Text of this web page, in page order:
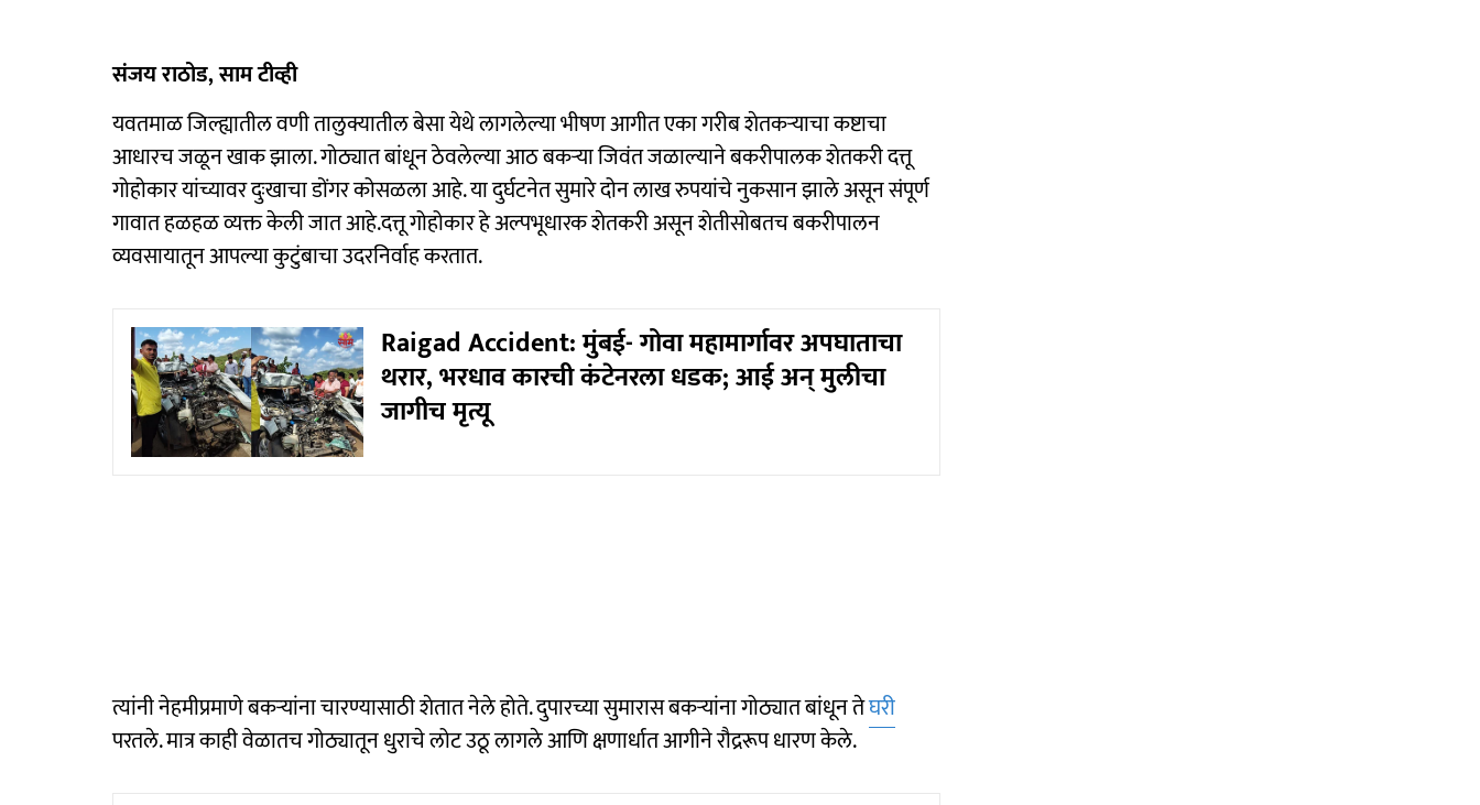
संजय राठोड, साम टीव्ही
यवतमाळ जिल्ह्यातील वणी तालुक्यातील बेसा येथे लागलेल्या भीषण आगीत एका गरीब शेतकऱ्याचा कष्टाचा
आधारच जळून खाक झाला. गोठ्यात बांधून ठेवलेल्या आठ बकऱ्या जिवंत जळाल्याने बकरीपालक शेतकरी दत्तू
गोहोकार यांच्यावर दुःखाचा डोंगर कोसळला आहे. या दुर्घटनेत सुमारे दोन लाख रुपयांचे नुकसान झाले असून संपूर्ण
गावात हळहळ व्यक्त केली जात आहे.दत्तू गोहोकार हे अल्पभूधारक शेतकरी असून शेतीसोबतच बकरीपालन
व्यवसायातून आपल्या कुटुंबाचा उदरनिर्वाह करतात.
Raigad Accident: मुंबई- गोवा महामार्गावर अपघाताचा
थरार, भरधाव कारची कंटेनरला धडक; आई अन् मुलीचा
जागीच मृत्यू
त्यांनी नेहमीप्रमाणे बकऱ्यांना चारण्यासाठी शेतात नेले होते. दुपारच्या सुमारास बकऱ्यांना गोठ्यात बांधून तेघरी
परतले. मात्र काही वेळातच गोठ्यातून धुराचे लोट उठू लागले आणि क्षणार्धात आगीने रौद्ररूप धारण केले.